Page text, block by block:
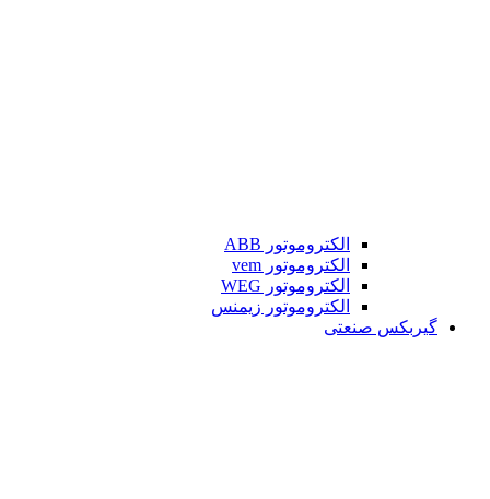
الکتروموتور ABB
الکتروموتور vem
الکتروموتور WEG
الکتروموتور زیمنس
گیربکس صنعتی